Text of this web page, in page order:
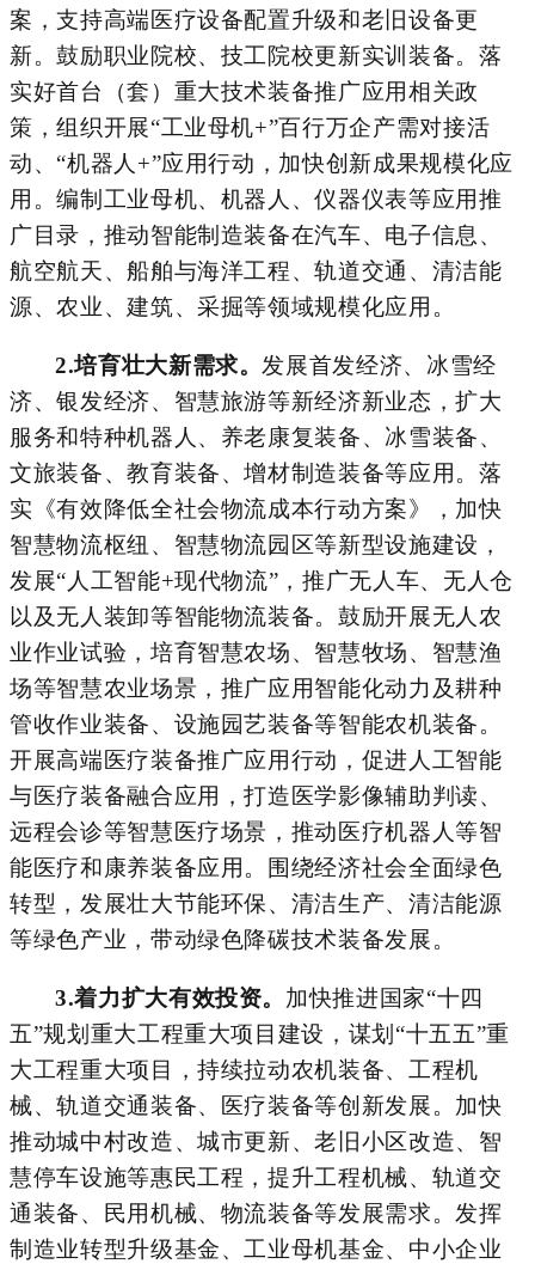
案，支持高端医疗设备配置升级和老旧设备更
新。鼓励职业院校、技工院校更新实训装备。落
实好首台（套）重大技术装备推广应用相关政
策，组织开展“工业母机+”百行万企产需对接活
动、“机器人 +”应用行动，加快创新成果规模化应
用。编制工业母机、机器人、仪器仪表等应用推
广目录，推动智能制造装备在汽车、电子信息、
航空航天、船舶与海洋工程、轨道交通、清洁能
源、农业、建筑、采掘等领域规模化应用。
2.培育壮大新需求。 发展首发经济、冰雪经
济、银发经济、智慧旅游等新经济新业态，扩大
服务和特种机器人、养老康复装备、冰雪装备、
文旅装备、教育装备、增材制造装备等应用。落
实《有效降低全社会物流成本行动方案》，加快
智慧物流枢纽、智慧物流园区等新型设施建设，
发展“人工智能+现代物流”，推广无人车、无人仓
以及无人装卸等智能物流装备。鼓励开展无人农
业作业试验，培育智慧农场、智慧牧场、 智慧渔
场等智慧农业场景，推广应用智能化动力及耕种
管收作业装备、设施园艺装备等智能农机装备。
开展高端医疗装备推广应用行动，促进人工智能
与医疗装备融合应用，打造医学影像辅助判读、
远程会诊等智慧医疗场景，推动医疗机器人等智
能医疗和康养装备应用。围绕经济社会全面绿色
转型，发展壮大节能环保、清洁生产、清洁能源
等绿色产业，带动绿色降碳技术装备发展。
3.着力扩大有效投资。 加快推进国家“十四
五”规划重大工程重大项目建设，谋划“十五五”重
大工程重大项目，持续拉动农机装备、工程机
械、轨道交通装备、医疗装备等创新发展。加快
推动城中村改造、城市更新、老旧小区改造、智
慧停车设施等惠民工程，提升工程机械、轨道交
通装备、民用机械、物流装备等发展需求。发挥
制造业转型升级基金、工业母机基金、中小企业